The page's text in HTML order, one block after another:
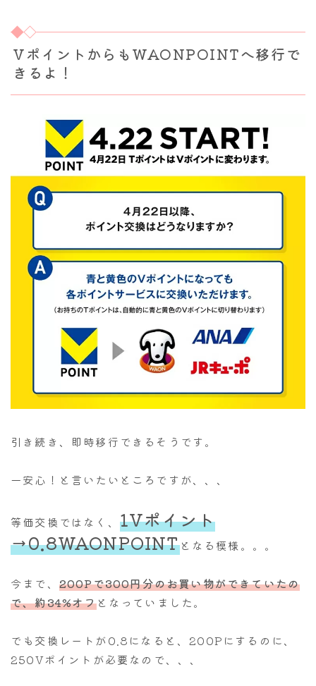
VポイントからもWAONPOINTへ移行で
きるよ！
引き続き、即時移行できるそうです。
一安心！と言いたいところですが、、、
等価交換ではなく、 1Vポイント
→0.8WAONPOINTとなる模様。。。
今まで、 200Pで300円分のお買い物ができていたの
で、約34%オフとなっていました。
でも交換レートが0.8になると、200Pにするのに、
250Vポイントが必要なので、、、